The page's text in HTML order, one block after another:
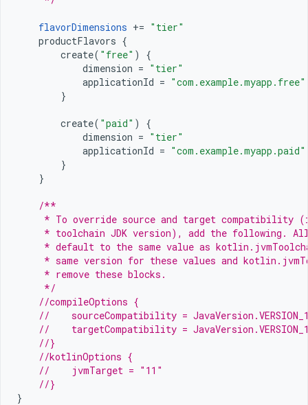
flavorDimensions += "tier"
productFlavors {
create( "free" )
{
dimension = "tier"
applicationId = "com.example.myapp.free"
}
create( "paid" )
{
dimension = "tier"
applicationId = "com.example.myapp.paid"
}
}
/**
* To override source and target compatibility
* toolchain JDK version), add the following.
* default to the same value as
* same version for these values and
     * remove these blocks.
     */
//compileOptions {
//    sourceCompatibility =
//    targetCompatibility =
//}
//kotlinOptions {
//    jvmTarget = "11"
//}
}